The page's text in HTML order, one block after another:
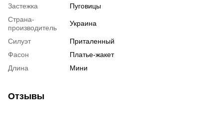
Застежка
Пуговицы
Страна-
производитель
Украина
Силуэт
Приталенный
Фасон
Платье-жакет
Длина
Мини
Отзывы